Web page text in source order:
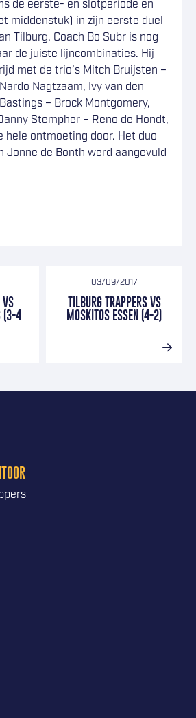
de eerste- en slotperiode en
middenstuk) in zijn eerste duel
Tilburg. Coach Bo Subr is nog
de juiste lijncombinaties. Hij
met de trio’s Mitch Bruijsten –
Nagtzaam, Ivy van den
– Brock Montgomery,
Stempher – Reno de Hondt,
hele ontmoeting door. Het duo
Jonne de Bonth werd aangevuld
VS
(3-4
03/09/2017
TILBURG TRAPPERS VS
MOSKITOS ESSEN (4-2)